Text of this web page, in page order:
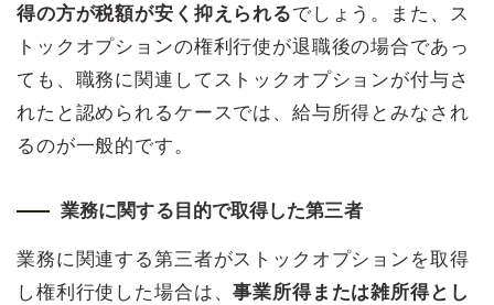
得の方が税額が安く抑えられるでしょう。また、ス
トックオプションの権利行使が退職後の場合であっ
ても、職務に関連してストックオプションが付与さ
れたと認められるケースでは、給与所得とみなされ
るのが一般的です。
業務に関する目的で取得した第三者
業務に関連する第三者がストックオプションを取得
し権利行使した場合は、事業所得または雑所得とし